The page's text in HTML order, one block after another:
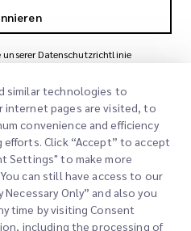
unserer Datenschutzrichtlinie
similar technologies to
internet pages are visited, to
convenience and efficiency
Click “Accept” to accept
Settings" to make more
can still have access to our
Only” and also you
time by visiting Consent
including the processing of